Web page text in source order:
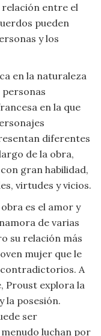
entre el
pueden
y los
en la naturaleza
en la que
diferentes
de la obra,
gran habilidad,
virtudes y vicios.
es el amor y
de varias
su relación más
mujer que le
A
Proust explora la
la posesión.
ser
luchan por